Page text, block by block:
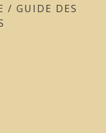
/ GUIDE DES